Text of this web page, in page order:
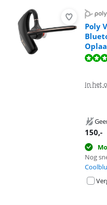
Poly
Beoordeling is 9,6 van de 10,
In het
150,-
Nog